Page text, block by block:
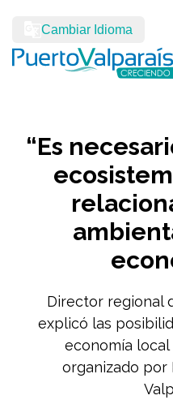
Cambiar Idioma
“Es
Director regional
explicó las
economía
organizado por